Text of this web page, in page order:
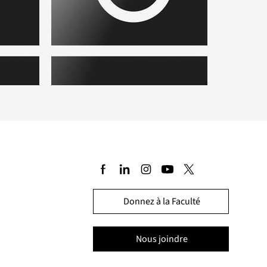
Placeholder.png
Donnez à la Faculté
Nous joindre